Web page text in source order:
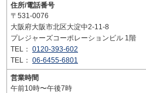
住所/電話番号
〒531-0076
大阪府大阪市北区大淀中2-11-8
プレジャーズコーポレーションビル 1階
TEL： 0120-393-602
TEL： 06-6455-6801
営業時間
午前10時〜午後7時